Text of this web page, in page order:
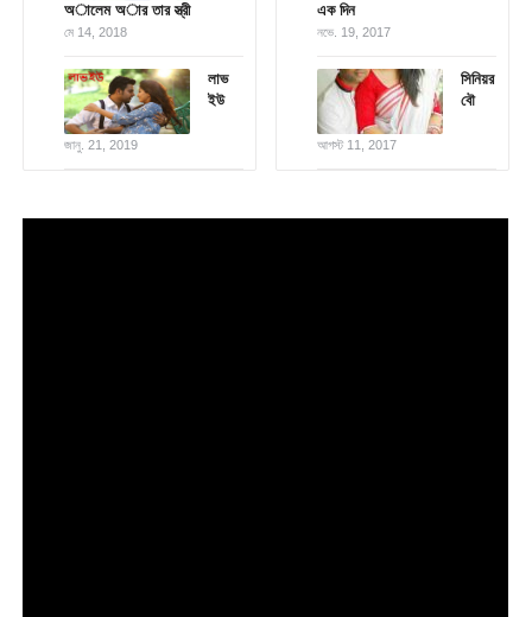
অালেম অার তার স্ত্রী
মে 14, 2018
লাভ
ইউ
জানু. 21, 2019
এক দিন
নভে. 19, 2017
সিনিয়র
বৌ
আগস্ট 11, 2017